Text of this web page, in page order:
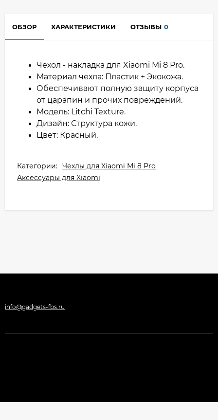
ОБЗОР ХАРАКТЕРИСТИКИ ОТЗЫВЫ 0
Чехол - накладка для Xiaomi Mi 8 Pro.
Материал чехла: Пластик + Экокожа.
Обеспечивают полную защиту корпуса
от царапин и прочих повреждений.
Модель: Litchi Texture.
Дизайн: Структура кожи.
Цвет: Красный.
Категории: Чехлы для Xiaomi Mi 8 Pro
Аксессуары для Xiaomi
info@gadgets-fbs.ru